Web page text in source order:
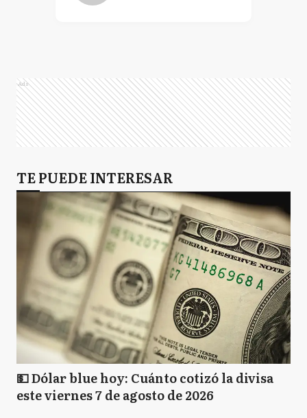
Ads
TE PUEDE INTERESAR
💵 Dólar blue hoy: Cuánto cotizó la divisa
este viernes 7 de agosto de 2026